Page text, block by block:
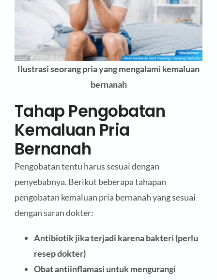
Ilustrasi seorang pria yang mengalami kemaluan
bernanah
Tahap Pengobatan
Kemaluan Pria
Bernanah
Pengobatan tentu harus sesuai dengan
penyebabnya. Berikut beberapa tahapan
pengobatan kemaluan pria bernanah yang sesuai
dengan saran dokter:
Antibiotik jika terjadi karena bakteri (perlu
resep dokter)
Obat antiinflamasi untuk mengurangi